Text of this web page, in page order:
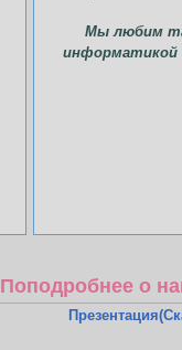
Мы любим
информатикой
Поподробнее о